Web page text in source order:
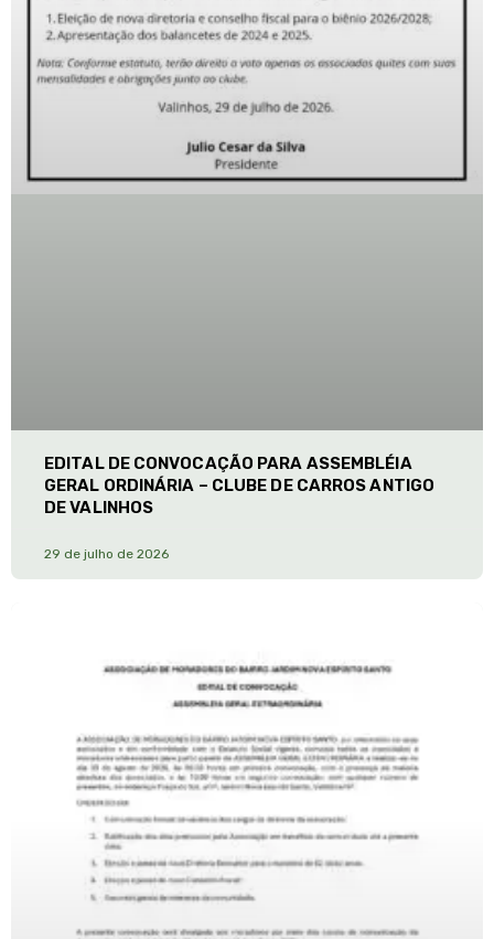
EDITAL DE CONVOCAÇÃO PARA ASSEMBLÉIA
GERAL ORDINÁRIA – CLUBE DE CARROS ANTIGO
DE VALINHOS
29 de julho de 2026